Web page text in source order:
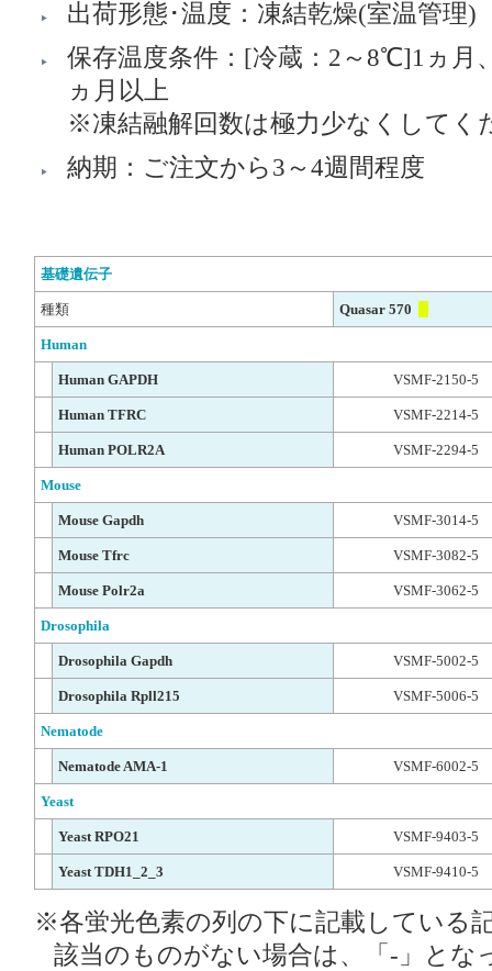
出荷形態･温度：凍結乾燥(室温管理)
保存温度条件：[冷蔵：2～8℃]1ヵ月
ヵ月以上
※凍結融解回数は極力少なくしてく
納期：ご注文から3～4週間程度
基礎遺伝⼦
種類 Quasar 570
Human
Human GAPDH VSMF-2150-5
Human TFRC VSMF-2214-5
Human POLR2A VSMF-2294-5
Mouse
Mouse Gapdh VSMF-3014-5
Mouse Tfrc VSMF-3082-5
Mouse Polr2a VSMF-3062-5
Drosophila
Drosophila Gapdh VSMF-5002-5
Drosophila Rpll215 VSMF-5006-5
Nematode
Nematode AMA-1 VSMF-6002-5
Yeast
Yeast RPO21 VSMF-9403-5
Yeast TDH1_2_3 VSMF-9410-5
※各蛍光色素の列の下に記載している
該当のものがない場合は、「-」とな